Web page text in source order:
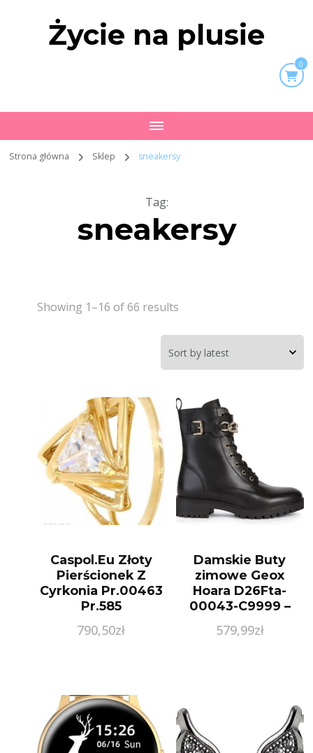
Życie na plusie
0
Strona główna Sklep sneakersy
Tag:
sneakersy
Showing 1–16 of 66 results
Caspol.Eu Złoty
Pierścionek Z
Cyrkonia Pr.00463
Pr.585
790,50zł
Damskie Buty
zimowe Geox
Hoara D26Fta-
00043-C9999 –
579,99zł